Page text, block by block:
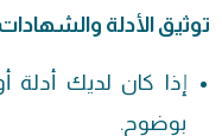
توثيق الأدلة
إذا كان لديك
بوضوح.